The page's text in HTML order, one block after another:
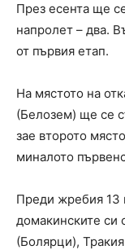
През есента ще
напролет – два.
от първия етап.
На мястото на
(Белозем) ще се
зае второто
миналото
Преди жребия 13
домакинските си
(Болярци),